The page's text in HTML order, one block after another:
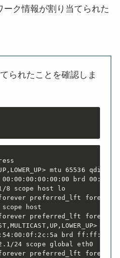
ク情報が割り当てられた
られたことを確認しま
mtu 65536 qdisc
brd
8 scope host lo
preferred_lft forever
host
preferred_lft forever
brd
24 scope global eth0
preferred_lft forever